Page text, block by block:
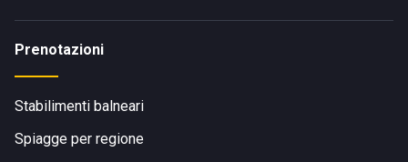
Prenotazioni
Stabilimenti balneari
Spiagge per regione